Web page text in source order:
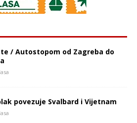
/ Autostopom od Zagreba do
povezuje Svalbard i Vijetnam